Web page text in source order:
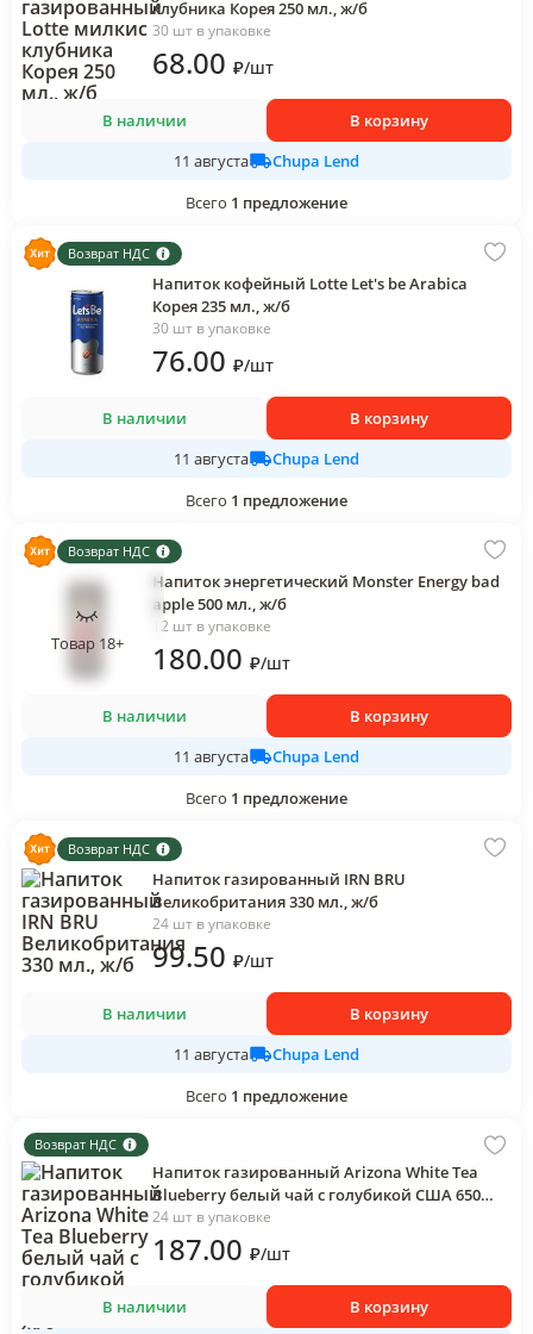
клубника Корея 250 мл., ж/б
30 шт в упаковке
68.00 ₽/шт
В наличии
В корзину
11 августа
Chupa Lend
Всего 1 предложение
Возврат НДС
Напиток кофейный Lotte Let's be Arabica
Корея 235 мл., ж/б
30 шт в упаковке
76.00 ₽/шт
В наличии
В корзину
11 августа
Chupa Lend
Всего 1 предложение
Возврат НДС
Товар 18+
Напиток энергетический Monster Energy bad
apple 500 мл., ж/б
12 шт в упаковке
180.00 ₽/шт
В наличии
В корзину
11 августа
Chupa Lend
Всего 1 предложение
Возврат НДС
Напиток газированный IRN BRU
Великобритания 330 мл., ж/б
24 шт в упаковке
99.50 ₽/шт
В наличии
В корзину
11 августа
Chupa Lend
Всего 1 предложение
Возврат НДС
Напиток газированный Arizona White Tea
Blueberry белый чай с голубикой США 650
мл., ж/б
24 шт в упаковке
187.00 ₽/шт
В наличии
В корзину